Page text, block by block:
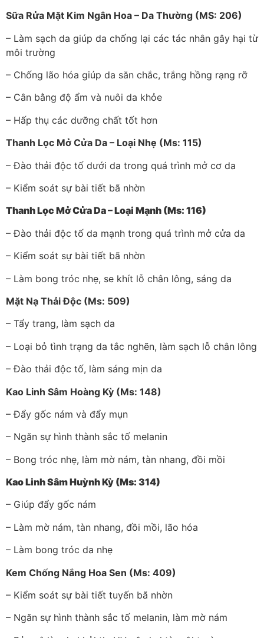
Sữa Rửa Mặt Kim Ngân Hoa – Da Thường (MS: 206)
– Làm sạch da giúp da chống lại các tác nhân gây hại từ
môi trường
– Chống lão hóa giúp da săn chắc, trắng hồng rạng rỡ
– Cân bằng độ ẩm và nuôi da khỏe
– Hấp thụ các dưỡng chất tốt hơn
Thanh Lọc Mở Cửa Da – Loại Nhẹ (Ms: 115)
– Đào thải độc tố dưới da trong quá trình mở cơ da
– Kiểm soát sự bài tiết bã nhờn
Thanh Lọc Mở Cửa Da – Loại Mạnh (Ms: 116)
– Đào thải độc tố da mạnh trong quá trình mở cửa da
– Kiểm soát sự bài tiết bã nhờn
– Làm bong tróc nhẹ, se khít lỗ chân lông, sáng da
Mặt Nạ Thải Độc (Ms: 509)
– Tẩy trang, làm sạch da
– Loại bỏ tình trạng da tắc nghẽn, làm sạch lỗ chân lông
– Đào thải độc tố, làm sáng mịn da
Kao Linh Sâm Hoàng Kỳ (Ms: 148)
– Đẩy gốc nám và đẩy mụn
– Ngăn sự hình thành sắc tố melanin
– Bong tróc nhẹ, làm mờ nám, tàn nhang, đồi mồi
Kao Linh Sâm Huỳnh Kỳ (Ms: 314)
– Giúp đẩy gốc nám
– Làm mờ nám, tàn nhang, đồi mồi, lão hóa
– Làm bong tróc da nhẹ
Kem Chống Nắng Hoa Sen (Ms: 409)
– Kiểm soát sự bài tiết tuyến bã nhờn
– Ngăn sự hình thành sắc tố melanin, làm mờ nám